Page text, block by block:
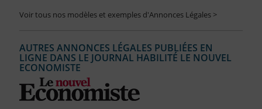
Voir tous nos modèles et exemples d'Annonces Légales >
AUTRES ANNONCES LÉGALES PUBLIÉES EN
LIGNE DANS LE JOURNAL HABILITÉ LE NOUVEL
ECONOMISTE